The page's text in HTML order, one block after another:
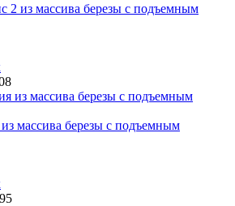
2 из массива березы с подъемным
массива березы с подъемным